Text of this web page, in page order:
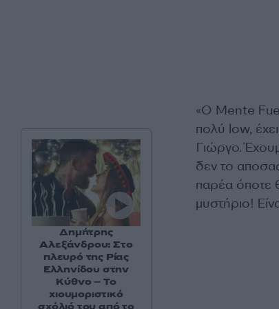
«Ο Mente
πολύ low,
Γιώργο.
δεν το
παρέα όποτε
μυστήριο!
Δημήτρης
Αλεξάνδρου: Στο
πλευρό της Ρίας
Ελληνίδου στην
Κύθνο – Το
χιουμοριστικό